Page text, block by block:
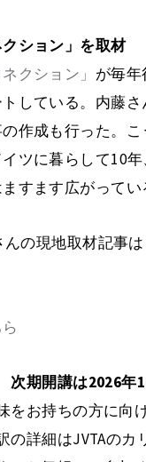
ション」を取材
クション」 が毎年
している。内藤
作成も行った。
ツに暮らして10
すます広がってい
の現地取材記事は
期開講は2026年
をお持ちの方に向
の詳細はJVTAの